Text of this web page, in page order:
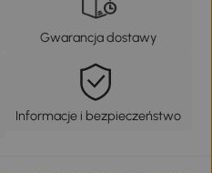
Gwarancja dostawy
Informacje i bezpieczeństwo